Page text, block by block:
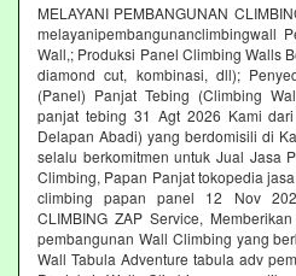
MELAYANI PEMBANGUNAN
melayanipembangunanclimbingwall
Wall,; Produksi Panel Climbing Walls
diamond cut, kombinasi, dll);
(Panel) Panjat Tebing (Climbing
panjat tebing 31 Agt 2026 Kami
Delapan Abadi) yang berdomisili di
selalu berkomitmen untuk Jual Jasa
Climbing, Papan Panjat tokopedia
climbing papan panel 12 Nov
CLIMBING ZAP Service,
pembangunan Wall Climbing yang
Wall Tabula Adventure tabula adv